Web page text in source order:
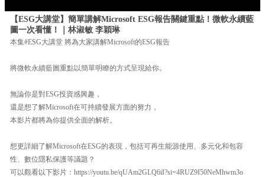
【ESG大講堂】簡單講解Microsoft ESG報告關鍵重點！微軟永續藍
圖一次看懂！｜林淑敏 李穎琳
本集#ESG大講堂 將為大家講解Microsoft的ESG報告
將微軟永續藍圖重點以簡單明瞭的方式呈現給你。
無論你是對ESG投資感興趣，
還是想了解Microsoft在可持續發展方面的努力，
本影片都將為你提供全面的解析。
想更詳細了解Microsoft在ESG的表現，包括可再生能源使用、多元化和包容
性、數位隱私保護等議題？
可以觀看以下影片：https://youtu.be/qUAm2GLQ6iI?si=4RUZ9I50NeMhwm3o